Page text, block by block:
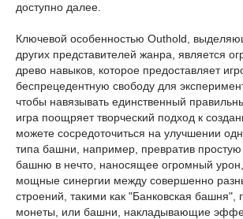
доступно далее.
Ключевой особенностью Outhold,
других представителей жанра, является
древо навыков, которое предоставляет
беспрецедентную свободу для
чтобы навязывать единственный
игра поощряет творческий подход к
можете сосредоточиться на улучшении
типа башни, например, превратив простую
башню в нечто, наносящее огромный
мощные синергии между совершенно
строений, такими как "Банковская
монеты, или башни, накладывающие